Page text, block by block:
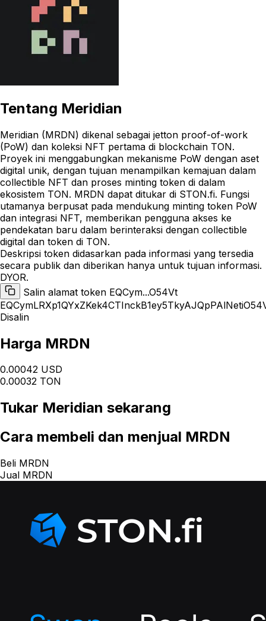
Tentang Meridian
Meridian (MRDN) dikenal sebagai jetton proof-of-work
(PoW) dan koleksi NFT pertama di blockchain TON.
Proyek ini menggabungkan mekanisme PoW dengan aset
digital unik, dengan tujuan menampilkan kemajuan dalam
collectible NFT dan proses minting token di dalam
ekosistem TON. MRDN dapat ditukar di STON.fi. Fungsi
utamanya berpusat pada mendukung minting token PoW
dan integrasi NFT, memberikan pengguna akses ke
pendekatan baru dalam berinteraksi dengan collectible
digital dan token di TON.
Deskripsi token didasarkan pada informasi yang tersedia
secara publik dan diberikan hanya untuk tujuan informasi.
DYOR.
Salin alamat token EQCym...O54Vt
Disalin
Harga MRDN
0.00042 USD
0.00032 TON
Tukar Meridian sekarang
Cara membeli dan menjual MRDN
Beli MRDN
Jual MRDN